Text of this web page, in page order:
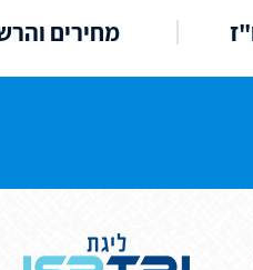
מחירים